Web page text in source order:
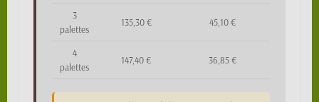
3
palettes
135,30 € 45,10 €
4
palettes
147,40 € 36,85 €